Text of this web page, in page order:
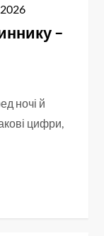
–
ночі й
цифри,